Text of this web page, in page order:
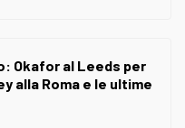
Okafor al Leeds per
alla Roma e le ultime